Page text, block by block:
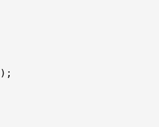
);